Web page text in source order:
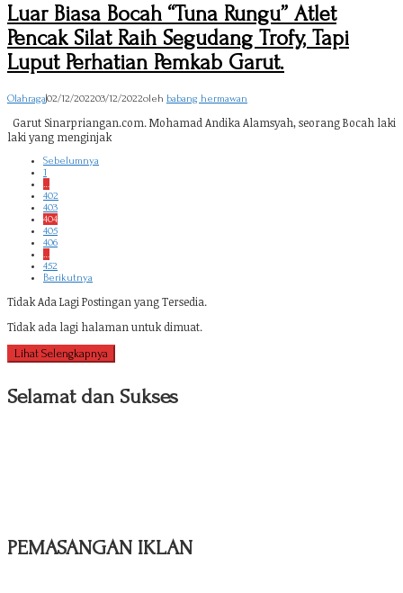
Luar Biasa Bocah “Tuna Rungu” Atlet
Pencak Silat Raih Segudang Trofy, Tapi
Luput Perhatian Pemkab Garut.
Olahraga02/12/202203/12/2022oleh babang hermawan
Garut Sinarpriangan.com. Mohamad Andika Alamsyah, seorang Bocah laki
laki yang menginjak
Sebelumnya
1
…
402
403
404
405
406
…
452
Berikutnya
Tidak Ada Lagi Postingan yang Tersedia.
Tidak ada lagi halaman untuk dimuat.
Lihat Selengkapnya
Selamat dan Sukses
PEMASANGAN IKLAN